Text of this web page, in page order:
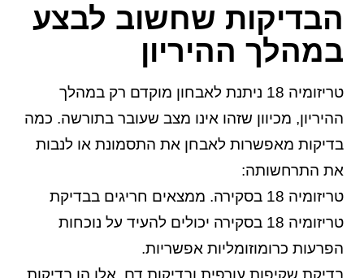
הבדיקות שחשוב לבצע
במהלך ההיריון
טריזומיה 18 ניתנת לאבחון מוקדם רק במהלך
ההיריון, מכיוון שזהו אינו מצב שעובר בתורשה. כמה
בדיקות מאפשרות לאבחן את התסמונת או לנבות
את התרחשותה:
טריזומיה 18 בסקירה. ממצאים חריגים בבדיקת
טריזומיה 18 בסקירה יכולים להעיד על נוכחות
הפרעות כרומוזומליות אפשריות.
בדיקת שקיפות עורפית ובדיקות דם. אלו הן בדיקות